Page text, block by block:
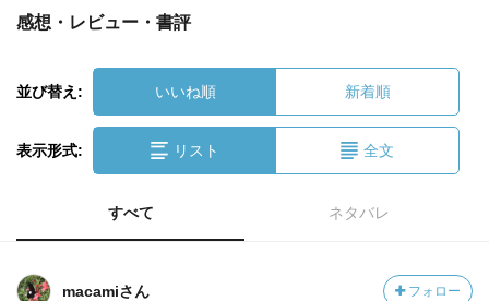
感想・レビュー・書評
並び替え: いいね順 新着順
表示形式: リスト 全文
すべて ネタバレ
macamiさん フォロー